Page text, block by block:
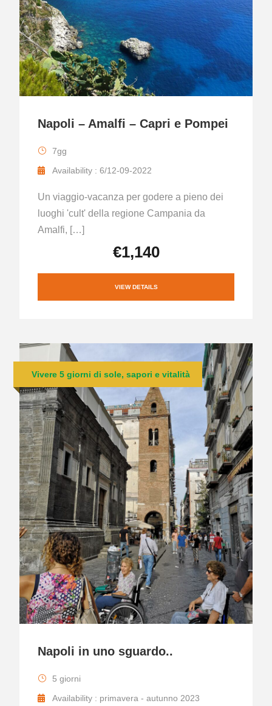
Napoli – Amalfi – Capri e Pompei
7gg
Availability : 6/12-09-2022
Un viaggio-vacanza per godere a pieno dei
luoghi 'cult' della regione Campania da
Amalfi, […]
€1,140
VIEW DETAILS
Vivere 5 giorni di sole, sapori e vitalità
Napoli in uno sguardo..
5 giorni
Availability : primavera - autunno 2023